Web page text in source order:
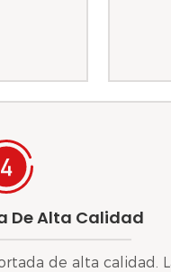
De Alta Calidad
de alta calidad.